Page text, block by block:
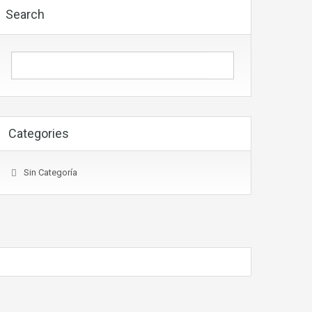
Search
Categories
Sin Categoría